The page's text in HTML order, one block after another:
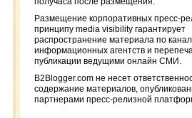
Размещение корпоративных пресс-
принципу media visibility гарантирует
распространение материала по
информационных агентств и
публикации ведущими онлайн СМИ.
B2Blogger.com не несет
содержание материалов,
партнерами пресс-релизной